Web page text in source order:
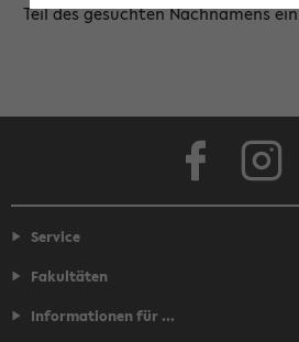
Teil des gesuchten Nachnamens ein
Service
Fakultäten
Informationen für ...